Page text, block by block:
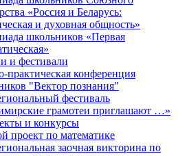
«Россия и Беларусь:
и духовная общность»
школьников «Первая
и фестивали
практическая конференция
"Вектор познания"
фестиваль
грамотеи приглашают …»
и конкурсы
проект по математике
заочная викторина по